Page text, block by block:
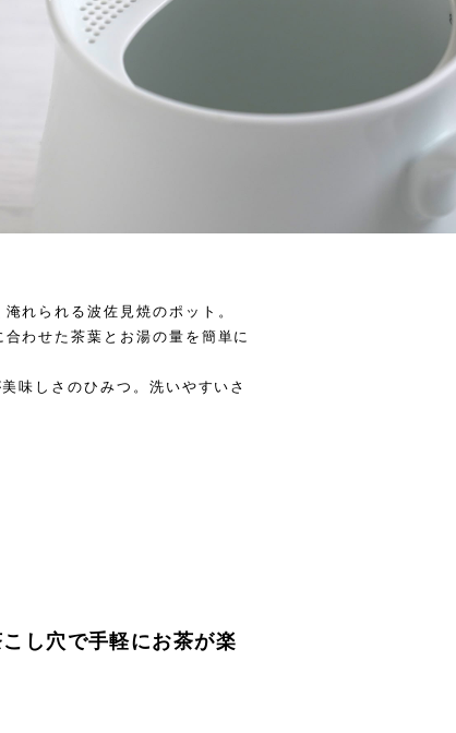
れられる波佐見焼のポット。
わせた茶葉とお湯の量を簡単に
味しさのひみつ。洗いやすいさ
し穴で手軽にお茶が楽